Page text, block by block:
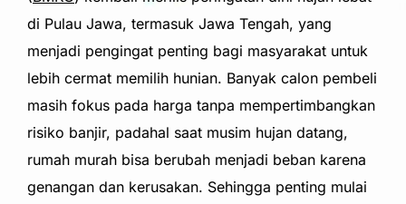
di Pulau Jawa, termasuk Jawa Tengah, yang
menjadi pengingat penting bagi masyarakat untuk
lebih cermat memilih hunian. Banyak calon pembeli
masih fokus pada harga tanpa mempertimbangkan
risiko banjir, padahal saat musim hujan datang,
rumah murah bisa berubah menjadi beban karena
genangan dan kerusakan. Sehingga penting mulai